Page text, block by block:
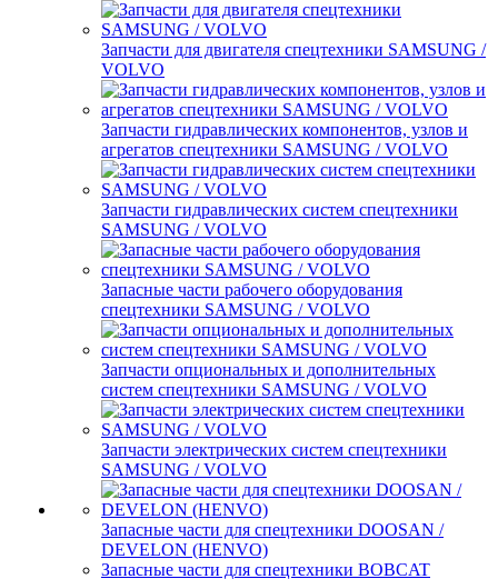
Запчасти для двигателя спецтехники SAMSUNG /
VOLVO
Запчасти гидравлических компонентов, узлов и
агрегатов спецтехники SAMSUNG / VOLVO
Запчасти гидравлических систем спецтехники
SAMSUNG / VOLVO
Запасные части рабочего оборудования
спецтехники SAMSUNG / VOLVO
Запчасти опциональных и дополнительных
систем спецтехники SAMSUNG / VOLVO
Запчасти электрических систем спецтехники
SAMSUNG / VOLVO
Запасные части для спецтехники DOOSAN /
DEVELON (HENVO)
Запасные части для спецтехники BOBCAT